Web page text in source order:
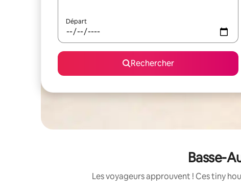
Départ
Rechercher
Basse-
Les voyageurs approuvent ! Ces tiny